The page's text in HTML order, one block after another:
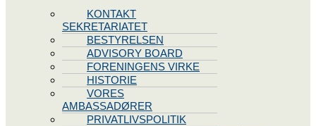
KONTAKT
SEKRETARIATET
BESTYRELSEN
ADVISORY BOARD
FORENINGENS VIRKE
HISTORIE
VORES
AMBASSADØRER
PRIVATLIVSPOLITIK